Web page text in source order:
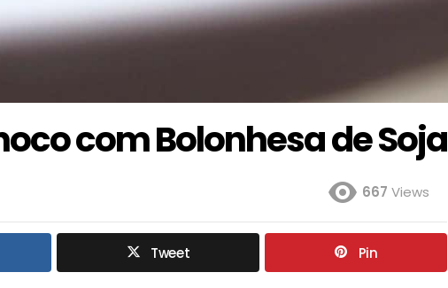
com Bolonhesa de Soja
667 Views
Tweet Pin